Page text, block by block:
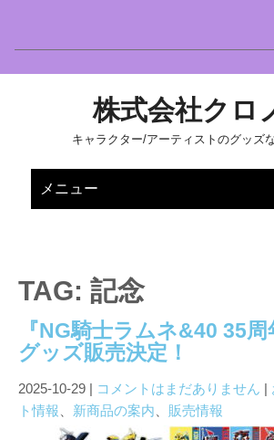
株式会社クロ
キャラクター/アーティストのグッズ
メニュー
TAG: 記念
『NG騎士ラムネ&40 35周
グッズ販売決定！
2025-10-29 | コメントはまだありません |
ト情報
新商品の案内
販売情報